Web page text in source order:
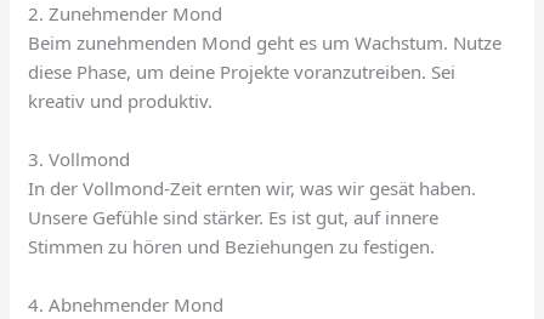
2. Zunehmender Mond
Beim zunehmenden Mond geht es um Wachstum. Nutze
diese Phase, um deine Projekte voranzutreiben. Sei
kreativ und produktiv.
3. Vollmond
In der Vollmond-Zeit ernten wir, was wir gesät haben.
Unsere Gefühle sind stärker. Es ist gut, auf innere
Stimmen zu hören und Beziehungen zu festigen.
4. Abnehmender Mond